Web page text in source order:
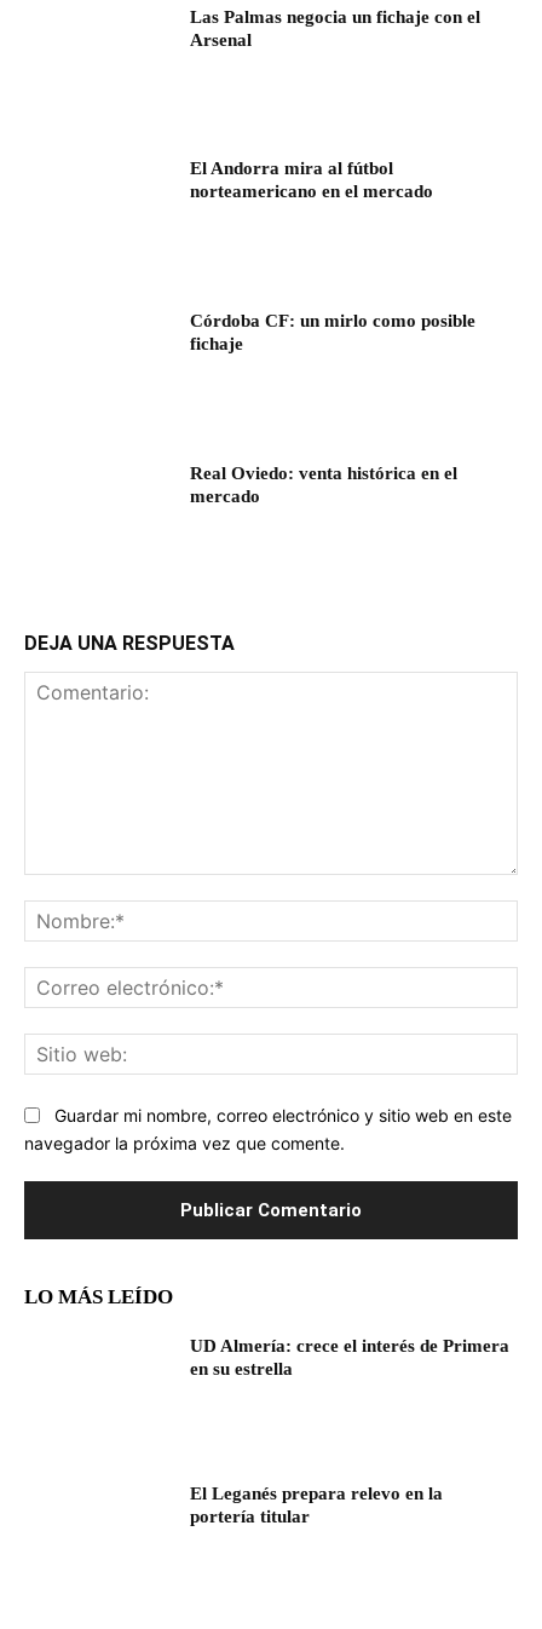
Las Palmas negocia un fichaje con el
Arsenal
El Andorra mira al fútbol
norteamericano en el mercado
Córdoba CF: un mirlo como posible
fichaje
Real Oviedo: venta histórica en el
mercado
DEJA UNA RESPUESTA
Guardar mi nombre, correo electrónico y sitio web en este
navegador la próxima vez que comente.
LO MÁS LEÍDO
UD Almería: crece el interés de Primera
en su estrella
El Leganés prepara relevo en la
portería titular